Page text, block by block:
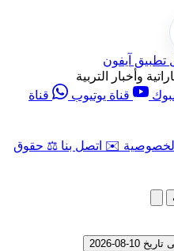
تطبيق آيفون
وأخبار التربية
قناة يوتيوب
قناة
✉️ اتصل بنا ⚖️ حقوق
08-2026